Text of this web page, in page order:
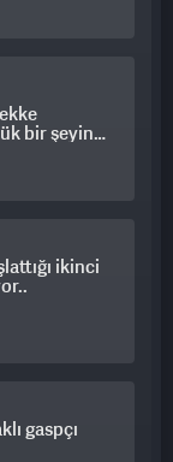
bir şeyin
ikinci
gaspçı